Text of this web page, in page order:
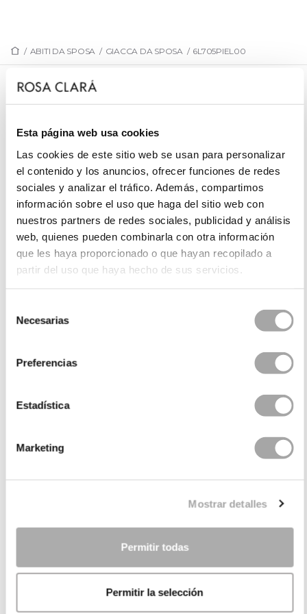
Esta página web usa cookies
Las cookies de este sitio web se usan para personalizar
el contenido y los anuncios, ofrecer funciones de redes
sociales y analizar el tráfico. Además, compartimos
información sobre el uso que haga del sitio web con
nuestros partners de redes sociales, publicidad y análisis
web, quienes pueden combinarla con otra información
que les haya proporcionado o que hayan recopilado a
partir del uso que haya hecho de sus servicios.
Necesarias
Preferencias
Estadística
Marketing
Mostrar detalles
Permitir todas
Permitir la selección
/ ABITI DA SPOSA / GIACCA DA SPOSA / 6L705PIEL00
6L705PIEL00
PRENOTA UN APPUNTAMENTO